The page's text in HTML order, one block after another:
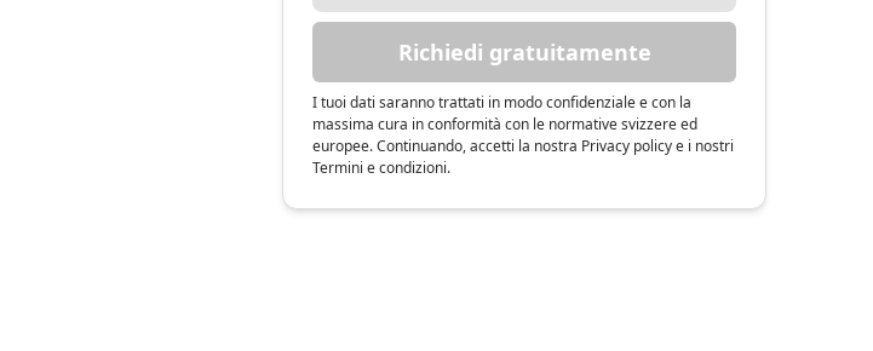
Richiedi gratuitamente
I tuoi dati saranno trattati in modo confidenziale e con la
massima cura in conformità con le normative svizzere ed
europee. Continuando, accetti la nostra Privacy policy e i nostri
Termini e condizioni.